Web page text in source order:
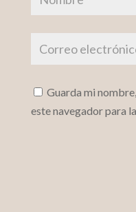
Guarda mi
este navegador para